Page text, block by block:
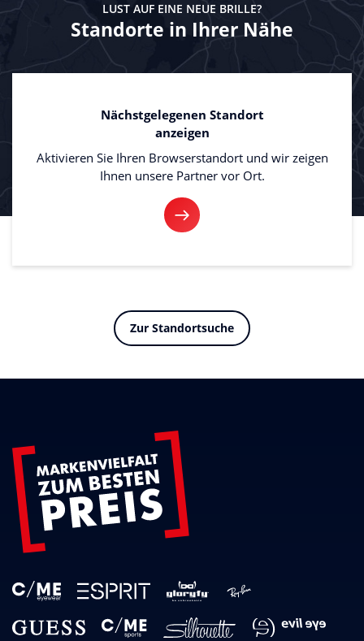
LUST AUF EINE NEUE BRILLE?
Standorte in Ihrer Nähe
Nächstgelegenen Standort
anzeigen
Aktivieren Sie Ihren Browserstandort und wir zeigen
Ihnen unsere Partner vor Ort.
Zur Standortsuche